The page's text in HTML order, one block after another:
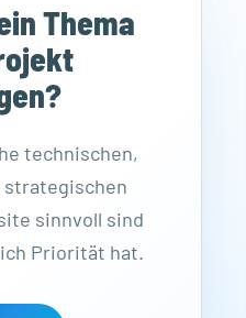
Thema
technischen,
sinnvoll sind
Priorität hat.